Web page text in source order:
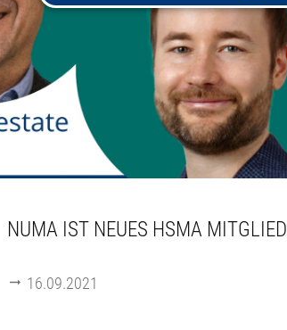
NUMA IST NEUES HSMA MITGLIED
16.09.2021